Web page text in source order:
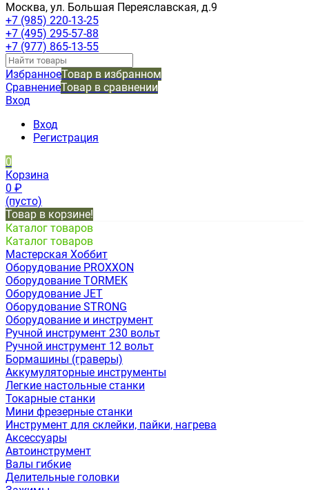
Москва, ул. Большая Переяславская, д.9
+7 (985) 220-13-25
+7 (495) 295-57-88
+7 (977) 865-13-55
ИзбранноеТовар в избранном
СравнениеТовар в сравнении
Вход
Вход
Регистрация
0
Корзина
0 ₽
(пусто)
Товар в корзине!
Каталог товаров
Каталог товаров
Мастерская Хоббит
Оборудование PROXXON
Оборудование TORMEK
Оборудование JET
Оборудование STRONG
Оборудование и инструмент
Ручной инструмент 230 вольт
Ручной инструмент 12 вольт
Бормашины (граверы)
Аккумуляторные инструменты
Легкие настольные станки
Токарные станки
Мини фрезерные станки
Инструмент для склейки, пайки, нагрева
Аксессуары
Автоинструмент
Валы гибкие
Делительные головки